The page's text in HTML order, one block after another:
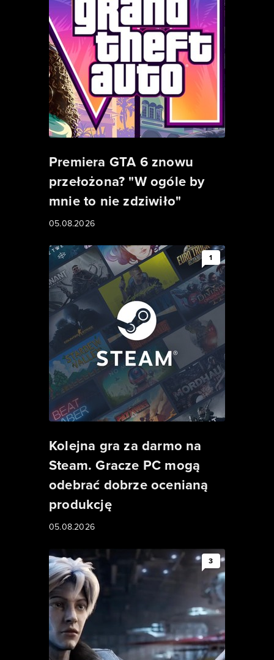
Premiera GTA 6 znowu
przełożona? "W ogóle by
mnie to nie zdziwiło"
05.08.2026
1
Kolejna gra za darmo na
Steam. Gracze PC mogą
odebrać dobrze ocenianą
produkcję
05.08.2026
3